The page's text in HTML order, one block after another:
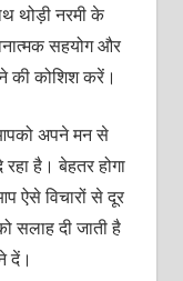
थोड़ी नरमी के
सहयोग और
की कोशिश करें।
अपने मन से
है। बेहतर होगा
ऐसे विचारों से दूर
दी जाती है
दें।